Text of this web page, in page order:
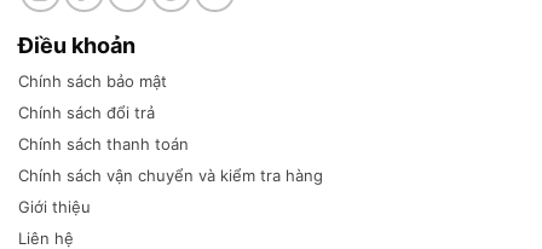
Điều khoản
Chính sách bảo mật
Chính sách đổi trả
Chính sách thanh toán
Chính sách vận chuyển và kiểm tra hàng
Giới thiệu
Liên hệ